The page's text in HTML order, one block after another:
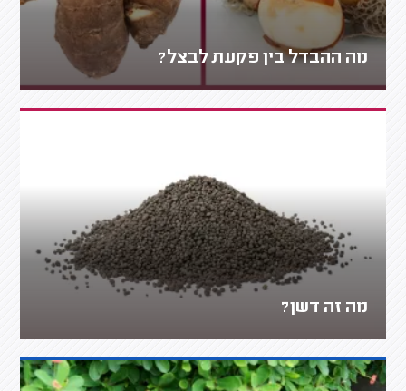
מה ההבדל בין פקעת לבצל?
מה זה דשן?